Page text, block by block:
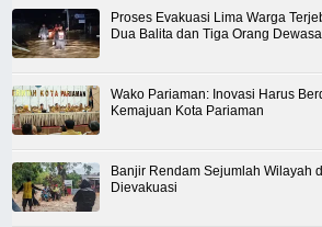
Proses Evakuasi Lima Warga
Dua Balita dan Tiga Orang Dewasa
Wako Pariaman: Inovasi Harus
Kemajuan Kota Pariaman
Banjir Rendam Sejumlah Wilayah
Dievakuasi